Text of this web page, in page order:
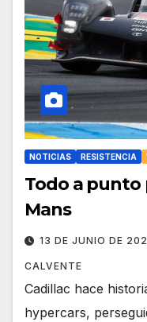
NOTICIAS RESISTENCIA
Todo a punto
Mans
13 DE JUNIO DE
CALVENTE
Cadillac hace
hypercars,